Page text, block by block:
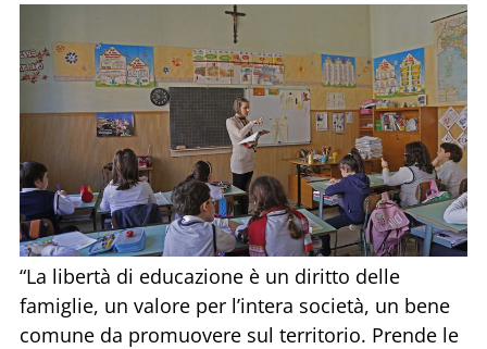
“La libertà di educazione è un diritto delle
famiglie, un valore per l’intera società, un bene
comune da promuovere sul territorio. Prende le